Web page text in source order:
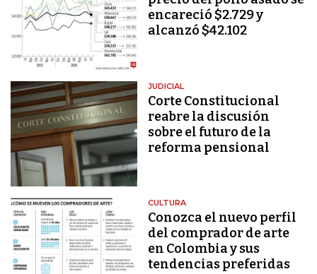
encareció $2.729 y
alcanzó $42.102
JUDICIAL
Corte Constitucional
reabre la discusión
sobre el futuro de la
reforma pensional
CULTURA
Conozca el nuevo perfil
del comprador de arte
en Colombia y sus
tendencias preferidas